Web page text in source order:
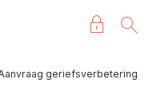
geriefsverbetering